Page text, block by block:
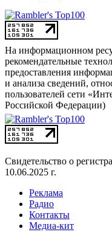
На информационном
рекомендательные
предоставления
и анализа сведений,
пользователей сети
Российской Федерации)
Свидетельство о
10.06.2025 г.
Реклама
Радио
Контакты
Медиа-кит